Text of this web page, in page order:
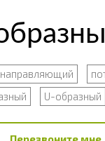
направляющий
U-образный